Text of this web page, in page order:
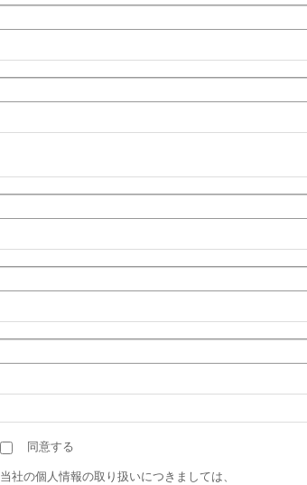
同意する
当社の個人情報の取り扱いにつきましては、